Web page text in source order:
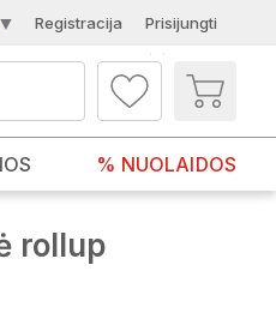
▼ Registracija Prisijungti
% NUOLAIDOS
rollup